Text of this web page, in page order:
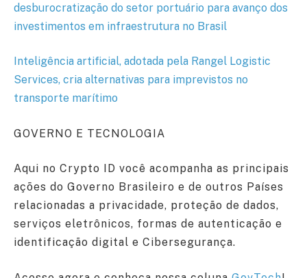
desburocratização do setor portuário para avanço dos
investimentos em infraestrutura no Brasil
Inteligência artificial, adotada pela Rangel Logistic
Services, cria alternativas para imprevistos no
transporte marítimo
GOVERNO E TECNOLOGIA
Aqui no Crypto ID você acompanha as principais
ações do Governo Brasileiro e de outros Países
relacionadas a privacidade, proteção de dados,
serviços eletrônicos, formas de autenticação e
identificação digital e Cibersegurança.